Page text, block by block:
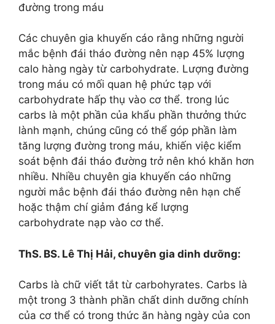
đường trong máu
Các chuyên gia khuyến cáo rằng những người
mắc bệnh đái tháo đường nên nạp 45% lượng
calo hàng ngày từ carbohydrate. Lượng đường
trong máu có mối quan hệ phức tạp với
carbohydrate hấp thụ vào cơ thể. trong lúc
carbs là một phần của khẩu phần thưởng thức
lành mạnh, chúng cũng có thể góp phần làm
tăng lượng đường trong máu, khiến việc kiểm
soát bệnh đái tháo đường trở nên khó khăn hơn
nhiều. Nhiều chuyên gia khuyến cáo những
người mắc bệnh đái tháo đường nên hạn chế
hoặc thậm chí giảm đáng kể lượng
carbohydrate nạp vào cơ thể.
ThS. BS. Lê Thị Hải, chuyên gia dinh dưỡng:
Carbs là chữ viết tắt từ carbohyrates. Carbs là
một trong 3 thành phần chất dinh dưỡng chính
của cơ thể có trong thức ăn hàng ngày của con